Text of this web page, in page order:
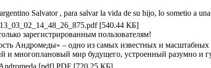
Salvator , para salvar la vida de su hijo, lo sometio a
[540.44 КБ]
зарегистрированным пользователям!
Андромеды» – одно из самых известных и
и многоплановый мир будущего, устроенный разумно и
[pdf].PDF [720.25 КБ]